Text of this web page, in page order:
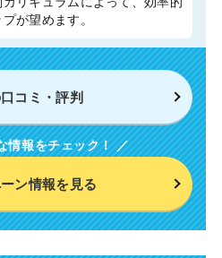
が望めます。
コミ・評判
ン情報を見る